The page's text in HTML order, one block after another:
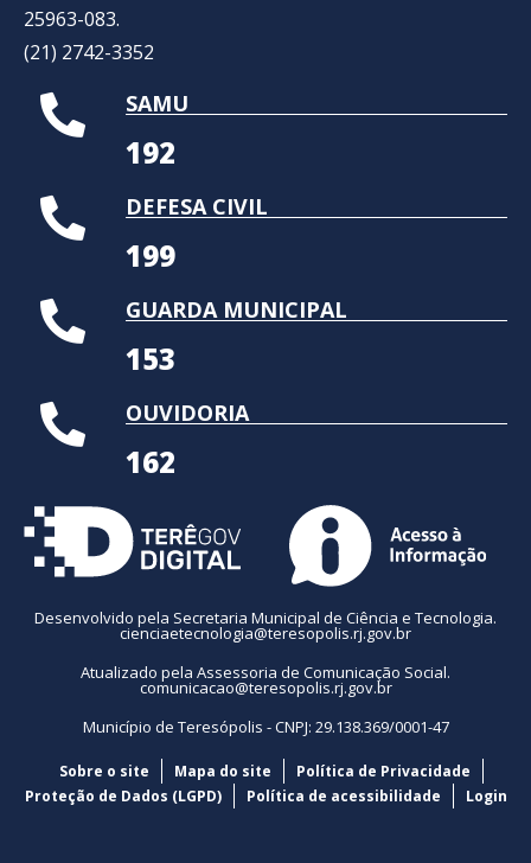
25963-083.
(21) 2742-3352​
SAMU
192
DEFESA CIVIL
199
GUARDA MUNICIPAL
153
OUVIDORIA
162
Desenvolvido pela Secretaria Municipal de Ciência e Tecnologia.
cienciaetecnologia@teresopolis.rj.gov.br
Atualizado pela Assessoria de Comunicação Social.
comunicacao@teresopolis.rj.gov.br
Município de Teresópolis - CNPJ: 29.138.369/0001-47
Sobre o site Mapa do site
Política de Privacidade
Proteção de Dados (LGPD)
Política de acessibilidade Login